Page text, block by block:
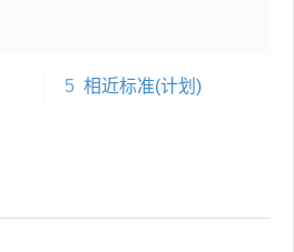
5 相近标准(计划)